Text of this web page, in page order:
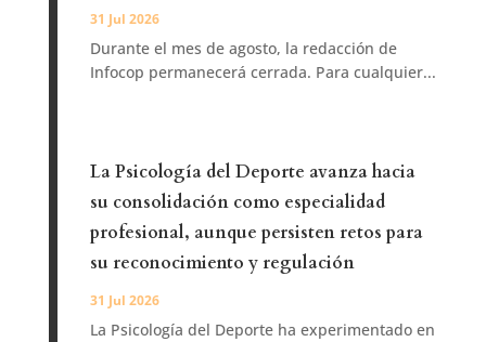
31 Jul 2026
Durante el mes de agosto, la redacción de
Infocop permanecerá cerrada. Para cualquier...
La Psicología del Deporte avanza hacia
su consolidación como especialidad
profesional, aunque persisten retos para
su reconocimiento y regulación
31 Jul 2026
La Psicología del Deporte ha experimentado en